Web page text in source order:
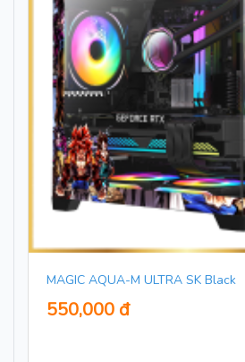
MAGIC AQUA-M ULTRA SK Black
550,000 đ